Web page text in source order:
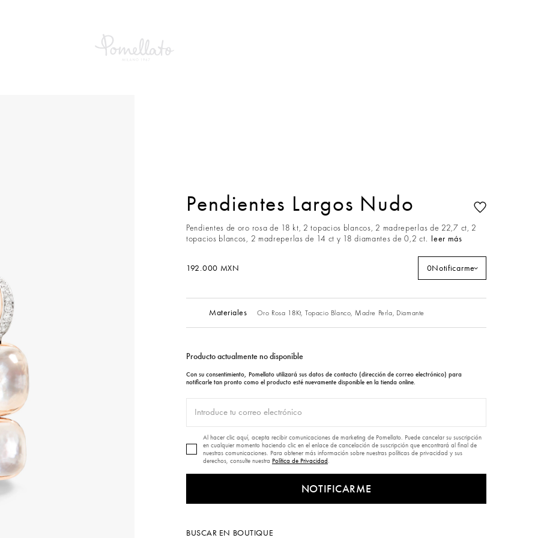
Pendientes Largos Nudo
Pendientes de oro rosa de 18 kt, 2 topacios blancos, 2 madreperlas de 22,7 ct, 2
topacios blancos, 2 madreperlas de 14 ct y 18 diamantes de 0,2 ct. leer más
192.000 MXN 0Notificarme
Materiales Oro Rosa 18Kt, Topacio Blanco, Madre Perla, Diamante
Producto actualmente no disponible
Con su consentimiento, Pomellato utilizará sus datos de contacto (dirección de correo electrónico) para
notificarle tan pronto como el producto esté nuevamente disponible en la tienda online.
Al hacer clic aquí, acepta recibir comunicaciones de marketing de Pomellato. Puede cancelar su suscripción
en cualquier momento haciendo clic en el enlace de cancelación de suscripción que encontrará al final de
nuestras comunicaciones. Para obtener más información sobre nuestras políticas de privacidad y sus
derechos, consulte nuestra Política de Privacidad.
NOTIFICARME
BUSCAR EN BOUTIQUE